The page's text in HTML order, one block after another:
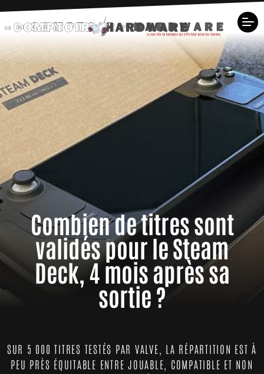
Combien de titres sont
validés pour le Steam
Deck, 4 mois après sa
sortie ?
SUR 5 000 TITRES TESTÉS PAR VALVE, LA RÉPARTITION EST À
PEU PRÈS ÉQUITABLE ENTRE JOUABLE, COMPATIBLE ET NON